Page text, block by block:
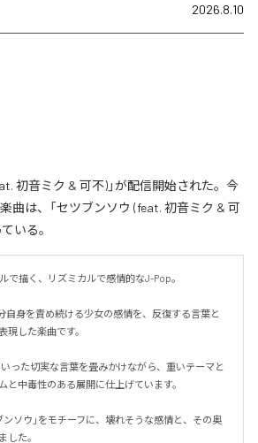
2026.8.10
初音ミク & 可不)」が配信開始された。今
曲は、「セツブンソウ (feat. 初音ミク & 可
いる。
で描く、リズミカルで感情的なJ-Pop。
自身を責め続ける少女の感情を、反復する言葉と
現した楽曲です。
といった切実な言葉を畳みかけながら、重いテーマと
と中毒性のある展開に仕上げています。
ンソウ」をモチーフに、壊れそうな感情と、その奥
した。